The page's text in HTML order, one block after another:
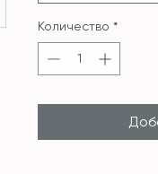
Количество *